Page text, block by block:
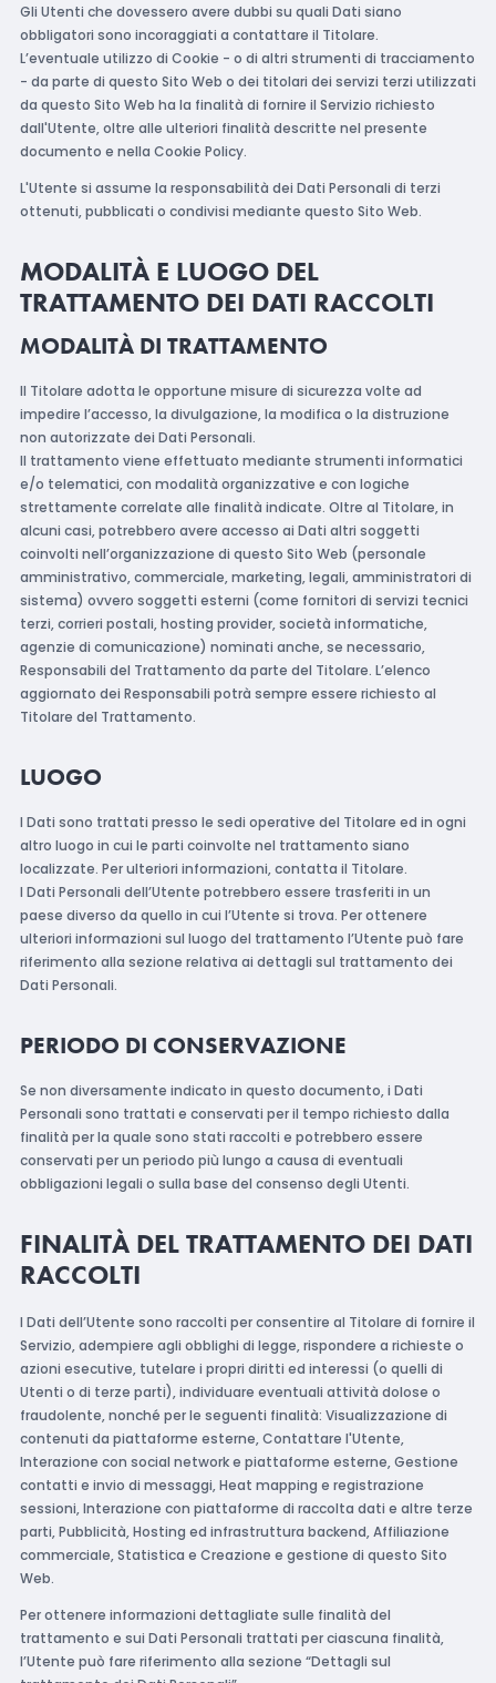
Gli Utenti che dovessero avere dubbi su quali Dati siano
obbligatori sono incoraggiati a contattare il Titolare.
L’eventuale utilizzo di Cookie - o di altri strumenti di tracciamento
- da parte di questo Sito Web o dei titolari dei servizi terzi utilizzati
da questo Sito Web ha la finalità di fornire il Servizio richiesto
dall'Utente, oltre alle ulteriori finalità descritte nel presente
documento e nella Cookie Policy.
L'Utente si assume la responsabilità dei Dati Personali di terzi
ottenuti, pubblicati o condivisi mediante questo Sito Web.
MODALITÀ E LUOGO DEL
TRATTAMENTO DEI DATI RACCOLTI
MODALITÀ DI TRATTAMENTO
Il Titolare adotta le opportune misure di sicurezza volte ad
impedire l’accesso, la divulgazione, la modifica o la distruzione
non autorizzate dei Dati Personali.
Il trattamento viene effettuato mediante strumenti informatici
e/o telematici, con modalità organizzative e con logiche
strettamente correlate alle finalità indicate. Oltre al Titolare, in
alcuni casi, potrebbero avere accesso ai Dati altri soggetti
coinvolti nell’organizzazione di questo Sito Web (personale
amministrativo, commerciale, marketing, legali, amministratori di
sistema) ovvero soggetti esterni (come fornitori di servizi tecnici
terzi, corrieri postali, hosting provider, società informatiche,
agenzie di comunicazione) nominati anche, se necessario,
Responsabili del Trattamento da parte del Titolare. L’elenco
aggiornato dei Responsabili potrà sempre essere richiesto al
Titolare del Trattamento.
LUOGO
I Dati sono trattati presso le sedi operative del Titolare ed in ogni
altro luogo in cui le parti coinvolte nel trattamento siano
localizzate. Per ulteriori informazioni, contatta il Titolare.
I Dati Personali dell’Utente potrebbero essere trasferiti in un
paese diverso da quello in cui l’Utente si trova. Per ottenere
ulteriori informazioni sul luogo del trattamento l’Utente può fare
riferimento alla sezione relativa ai dettagli sul trattamento dei
Dati Personali.
PERIODO DI CONSERVAZIONE
Se non diversamente indicato in questo documento, i Dati
Personali sono trattati e conservati per il tempo richiesto dalla
finalità per la quale sono stati raccolti e potrebbero essere
conservati per un periodo più lungo a causa di eventuali
obbligazioni legali o sulla base del consenso degli Utenti.
FINALITÀ DEL TRATTAMENTO DEI DATI
RACCOLTI
I Dati dell’Utente sono raccolti per consentire al Titolare di fornire il
Servizio, adempiere agli obblighi di legge, rispondere a richieste o
azioni esecutive, tutelare i propri diritti ed interessi (o quelli di
Utenti o di terze parti), individuare eventuali attività dolose o
fraudolente, nonché per le seguenti finalità: Visualizzazione di
contenuti da piattaforme esterne, Contattare l'Utente,
Interazione con social network e piattaforme esterne, Gestione
contatti e invio di messaggi, Heat mapping e registrazione
sessioni, Interazione con piattaforme di raccolta dati e altre terze
parti, Pubblicità, Hosting ed infrastruttura backend, Affiliazione
commerciale, Statistica e Creazione e gestione di questo Sito
Web.
Per ottenere informazioni dettagliate sulle finalità del
trattamento e sui Dati Personali trattati per ciascuna finalità,
l’Utente può fare riferimento alla sezione “Dettagli sul